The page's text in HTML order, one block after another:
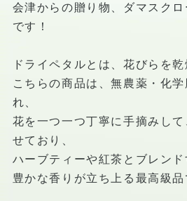
会津からの贈り物、ダマスク
です！
ドライペタルとは、花びらを乾
こちらの商品は、無農薬・化
れ、
花を一つ一つ丁寧に手摘みし
せており、
ハーブティーや紅茶とブレンド
豊かな香りが立ち上る最高級品